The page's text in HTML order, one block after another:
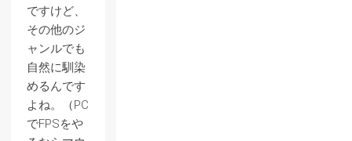
ですけど、
その他のジ
ャンルでも
自然に馴染
めるんです
よね。（PC
でFPSをや